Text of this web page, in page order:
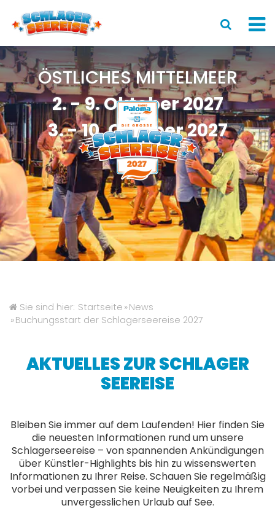
LineUp
Das Schiff
Reise
News
Rückblick
Buchen
ÖSTLICHES MITTELMEER
2. - 9. Oktober 2027
3. - 10. Oktober 2027
Sie sind hier: Startseite »News
»Buchungsstart der Schlagerseereise 2027
AKTUELLES ZUR SCHLAGER
SEEREISE
Bleiben Sie immer auf dem Laufenden! Hier finden Sie
die neuesten Informationen rund um unsere
Schlagerseereise – von spannenden Ankündigungen
über Künstler-Highlights bis hin zu wissenswerten
Informationen zu Ihrer Reise. Schauen Sie regelmäßig
vorbei und verpassen Sie keine Neuigkeiten zu Ihrem
unvergesslichen Urlaub auf See.